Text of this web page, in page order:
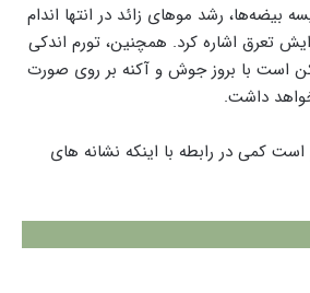
رشد موهای زائد در انتها اندام
تعرق اشاره کرد. همچنین، تورم اندکی
است با بروز جوش و آکنه بر روی صورت
داشت.
کمی در رابطه با اینکه نشانه های